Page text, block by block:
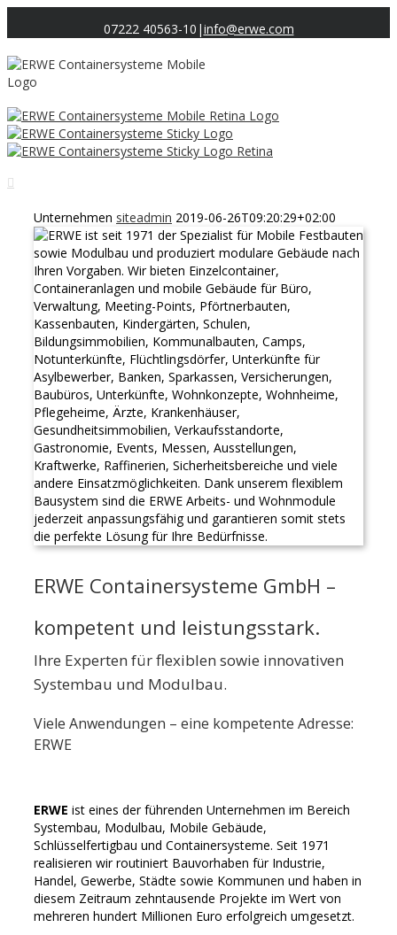
07222 40563-10 |info@erwe.com
Unternehmen siteadmin 2019-06-26T09:20:29+02:00
ERWE Containersysteme GmbH –
kompetent und leistungsstark.
Ihre Experten für flexiblen sowie innovativen
Systembau und Modulbau.
Viele Anwendungen – eine kompetente Adresse:
ERWE
ERWE ist eines der führenden Unternehmen im Bereich
Systembau, Modulbau, Mobile Gebäude,
Schlüsselfertigbau und Containersysteme. Seit 1971
realisieren wir routiniert Bauvorhaben für Industrie,
Handel, Gewerbe, Städte sowie Kommunen und haben in
diesem Zeitraum zehntausende Projekte im Wert von
mehreren hundert Millionen Euro erfolgreich umgesetzt.